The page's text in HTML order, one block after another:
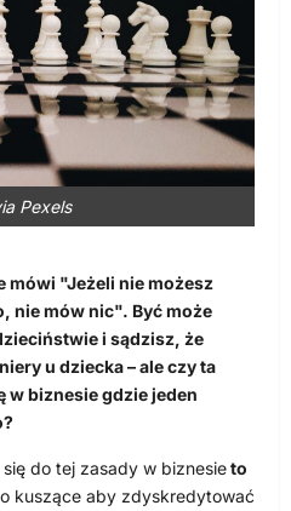
Pexels
mówi "Jeżeli nie możesz
nie mów nic". Być może
i sądzisz, że
u dziecka – ale czy ta
w biznesie gdzie jeden
do tej zasady w biznesieto
kuszące aby zdyskredytować